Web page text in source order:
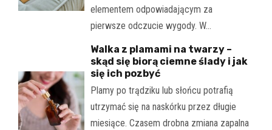
elementem odpowiadającym za
pierwsze odczucie wygody. W…
Walka z plamami na twarzy –
skąd się biorą ciemne ślady i jak
się ich pozbyć
Plamy po trądziku lub słońcu potrafią
utrzymać się na naskórku przez długie
miesiące. Czasem drobna zmiana zapalna